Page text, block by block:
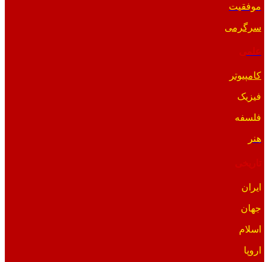
موفقیت
سرگرمی
کامپیوتر
فیزیک
فلسفه
هنر
ایران
جهان
اسلام
اروپا